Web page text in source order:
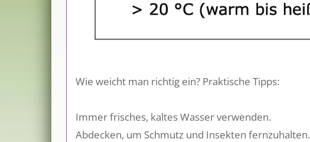
Wie weicht man richtig ein? Praktische Tipps:
Immer frisches, kaltes Wasser verwenden.
Abdecken, um Schmutz und Insekten fernzuhalten.